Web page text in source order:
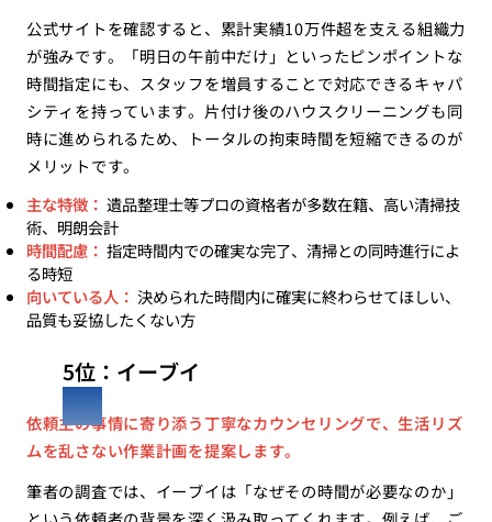
公式サイトを確認すると、累計実績10万件超を支える組織力
が強みです。「明日の午前中だけ」といったピンポイントな
時間指定にも、スタッフを増員することで対応できるキャパ
シティを持っています。片付け後のハウスクリーニングも同
時に進められるため、トータルの拘束時間を短縮できるのが
メリットです。
主な特徴： 遺品整理士等プロの資格者が多数在籍、高い清掃技
術、明朗会計
時間配慮： 指定時間内での確実な完了、清掃との同時進行によ
る時短
向いている人： 決められた時間内に確実に終わらせてほしい、
品質も妥協したくない方
5位：イーブイ
依頼主の事情に寄り添う丁寧なカウンセリングで、生活リズ
ムを乱さない作業計画を提案します。
筆者の調査では、イーブイは「なぜその時間が必要なのか」